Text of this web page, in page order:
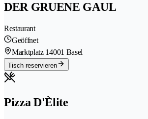
DER GRUENE GAUL
Restaurant
Geöffnet
Marktplatz 14001 Basel
Tisch reservieren
Pizza D'Èlite